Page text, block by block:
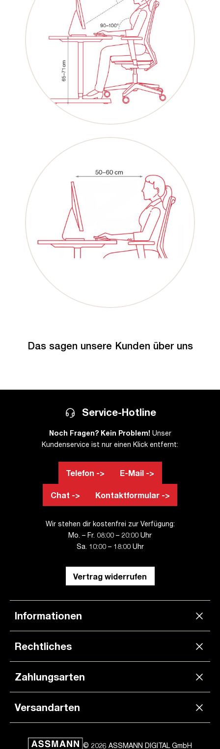
Das sagen unsere Kunden über uns
Service-Hotline
Noch Fragen? Kein Problem! Unser
Kundenservice ist nur einen Klick entfernt:
Telefon -> E-Mail ->
Chat -> Kontaktformular ->
Wir stehen dir kostenfrei zur Verfügung:
Mo. – Fr. 08:00 – 20:00 Uhr
Sa. 10:00 – 18:00 Uhr
Vertrag widerrufen
Informationen
Rechtliches
Zahlungsarten
Versandarten
© 2026 ASSMANN DIGITAL GmbH